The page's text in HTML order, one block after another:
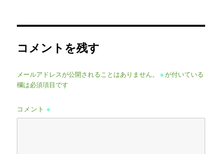
コメントを残す
メールアドレスが公開されることはありません。 ※が付いている
欄は必須項目です
コメント※